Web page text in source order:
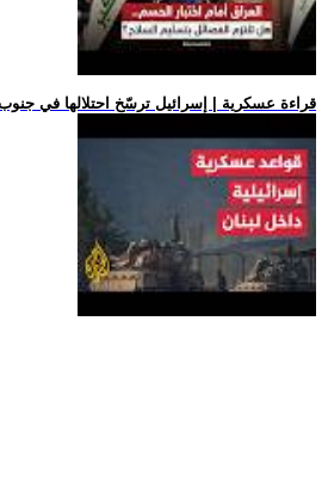
.. قراءة عسكرية | إسرائيل ترسّخ احتلالها في جنوب